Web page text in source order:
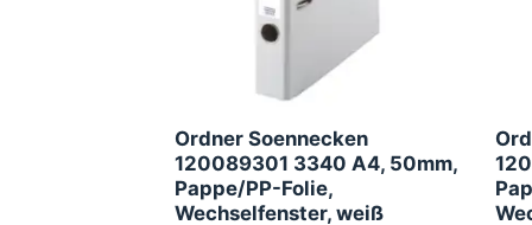
Ordner Soennecken
120089301 3340 A4, 50mm,
Pappe/PP-Folie,
Wechselfenster, weiß